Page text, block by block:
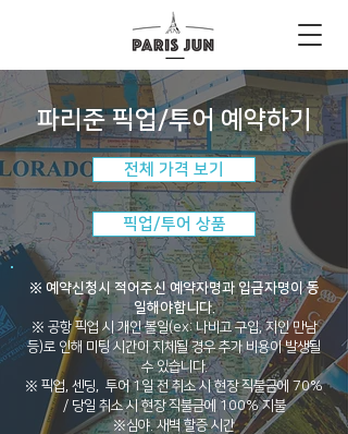
파리준 픽업/투어 예약하기
전체 가격 보기
픽업/투어 상품
※ 예약신청시 적어주신 예약자명과 입금자명이 동
일해야합니다.
※ 공항 픽업 시 개인 볼일(ex: 나비고 구입, 지인 만남
등)로 인해 미팅 시간이 지체될 경우 추가 비용이 발생될
수 있습니다.
※ 픽업, 센딩, 투어 1일 전 취소 시 현장 직불금에 70%
/ 당일 취소 시 현장 직불금에 100% 지불
※심야. 새벽 할증 시간